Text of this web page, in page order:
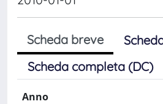
Scheda breve
Scheda completa (DC)
Anno